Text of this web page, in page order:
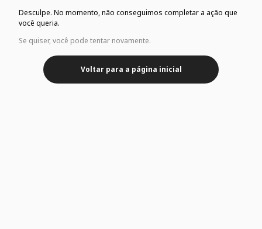
Desculpe. No momento, não conseguimos completar a ação que
você queria.
Se quiser, você pode tentar novamente.
Voltar para a página inicial